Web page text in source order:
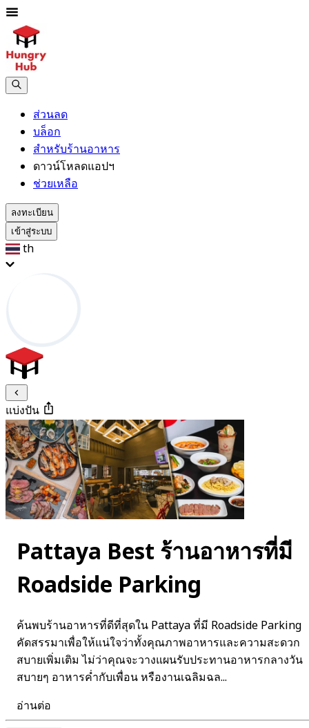
ส่วนลด
บล็อก
สำหรับร้านอาหาร
ดาวน์โหลดแอปฯ
ช่วยเหลือ
ลงทะเบียน
เข้าสู่ระบบ
th
แบ่งปัน
Pattaya Best ร้านอาหารที่มี
Roadside Parking
ค้นพบร้านอาหารที่ดีที่สุดใน Pattaya ที่มี Roadside Parking
คัดสรรมาเพื่อให้แน่ใจว่าทั้งคุณภาพอาหารและความสะดวก
สบายเพิ่มเติม ไม่ว่าคุณจะวางแผนรับประทานอาหารกลางวัน
สบายๆ อาหารค่ำกับเพื่อน หรืองานเฉลิมฉล...
อ่านต่อ